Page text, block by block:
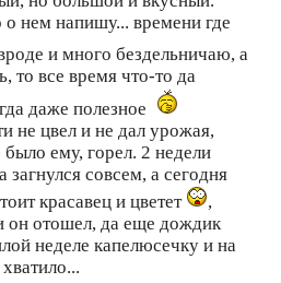
о нем напишу... времени где
и много бездельничаю, а
то все время что-то да
даже полезное
не цвел и не дал урожая,
ему, горел. 2 недели
загнулся совсем, а сегодня
красавец и цветет
,
он отошел, да еще дождик
неделе капелюсечку и на